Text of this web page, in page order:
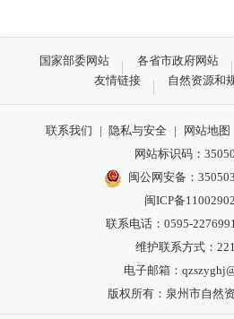
国家部委网站 各省市政府网站
友情链接
自然资源和
联系我们 | 隐私与安全 | 网站地图
网站标识码：
闽公网安备：
闽ICP备
联系电话：0595-
维护联系方式：
电子邮箱：
版权所有：泉州市自然